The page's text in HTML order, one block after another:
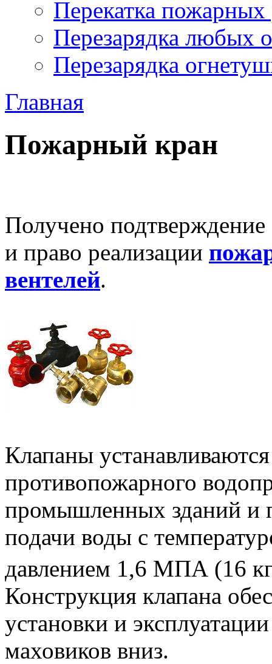
Перекатка пожарных
Перезарядка любых
Перезарядка
Главная
Пожарный кран
Получено
и право реализации
вентелей.
Клапаны
противопожарного
промышленных зданий и
подачи воды с
давлением 1,6 МПА (16
Конструкция клапана
установки и
маховиков вниз.